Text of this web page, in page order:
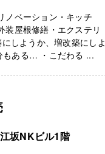
ノベーション・キッチ
装屋根修繕・エクステリ
しようか、増改築にしよ
もある… ・こだわる ...
坂NKビル1階